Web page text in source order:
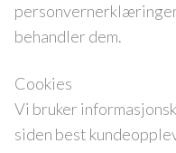
behandler dem.
Cookies
Vi bruker
siden best